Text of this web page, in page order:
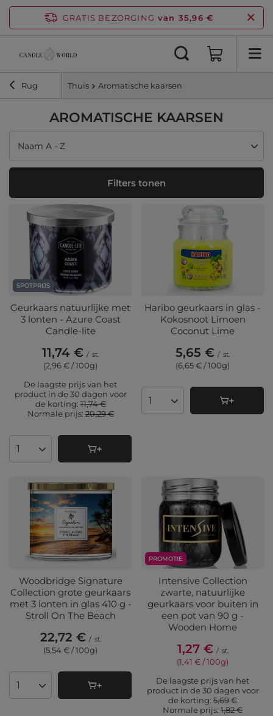
GRATIS BEZORGING van 35,96 €
Rug Thuis Aromatische kaarsen
AROMATISCHE KAARSEN
Sortering wijzigen
Naam A - Z
Filters tonen
SPOTPRIJS
Geurkaars natuurlijke met
3 lonten - Azure Coast
Candle-lite
11,74 € / st.
(2,96 € / 100g)
De laagste prijs van het
product in de 30 dagen voor
de korting:11,74 €
Normale prijs:20,29 €
Aantal producten
Haribo geurkaars in glas -
Kokosnoot Limoen
Coconut Lime
5,65 € / st.
(6,65 € / 100g)
Aantal producten
Woodbridge Signature
Collection grote geurkaars
met 3 lonten in glas 410 g -
Stroll On The Beach
22,72 € / st.
(5,54 € / 100g)
Aantal producten
PROMOTIE
Intensive Collection
zwarte, natuurlijke
geurkaars voor buiten in
een pot van 90 g -
Wooden Home
1,27 € / st.
(1,41 € / 100g)
De laagste prijs van het
product in de 30 dagen voor
de korting: 5,69 €
Normale prijs: 1,82 €